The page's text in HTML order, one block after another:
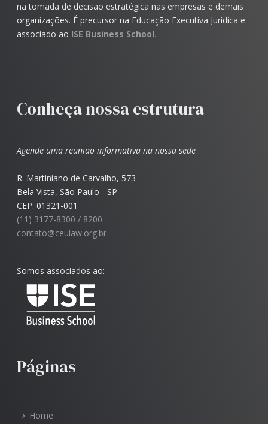
na tomada de decisão estratégica nas empresas e demais
organizações. É precursor na Educação Executiva Jurídica e
associado ao ISE Business School.
Conheça nossa estrutura
Agende uma reunião informativa na nossa sede
R. Martiniano de Carvalho, 573
Bela Vista, São Paulo - SP
CEP: 01321-001
(11) 3177-8300 / 8200
contato@ceulaw.org.br
Somos associados ao:
Páginas
Home